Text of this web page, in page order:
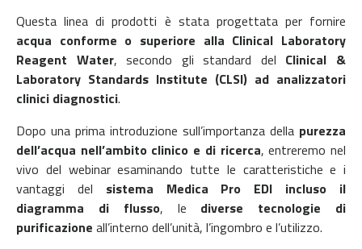
Questa linea di prodotti è stata progettata per fornire
acqua conforme o superiore alla Clinical Laboratory
Reagent Water, secondo gli standard del Clinical &
Laboratory Standards Institute (CLSI) ad analizzatori
clinici diagnostici.
Dopo una prima introduzione sull’importanza della purezza
dell’acqua nell’ambito clinico e di ricerca, entreremo nel
vivo del webinar esaminando tutte le caratteristiche e i
vantaggi del sistema Medica Pro EDI incluso il
diagramma di flusso, le diverse tecnologie di
purificazione all’interno dell’unità, l’ingombro e l’utilizzo.